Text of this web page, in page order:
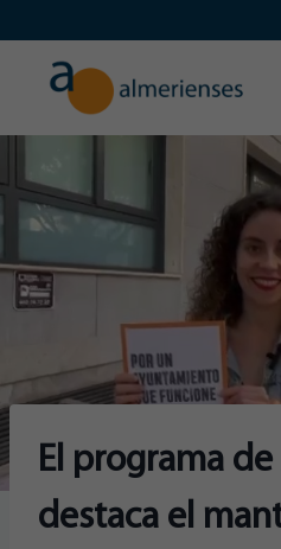
al
contenido
El programa
destaca el